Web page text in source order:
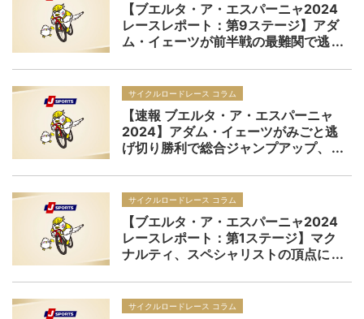
【ブエルタ・ア・エスパーニャ2024
レースレポート：第9ステージ】アダ
ム・イェーツが前半戦の最難関で逃
浮上
サイクルロードレース コラム
【速報 ブエルタ・ア・エスパーニャ
2024】アダム・イェーツがみごと逃
げ切り勝利で総合ジャンプアップ、
サイクルロードレース コラム
【ブエルタ・ア・エスパーニャ2024
レースレポート：第1ステージ】マク
ナルティ、スペシャリストの頂点に
起こった」総合勢はログリッチが負
傷からの復帰をアピール
サイクルロードレース コラム